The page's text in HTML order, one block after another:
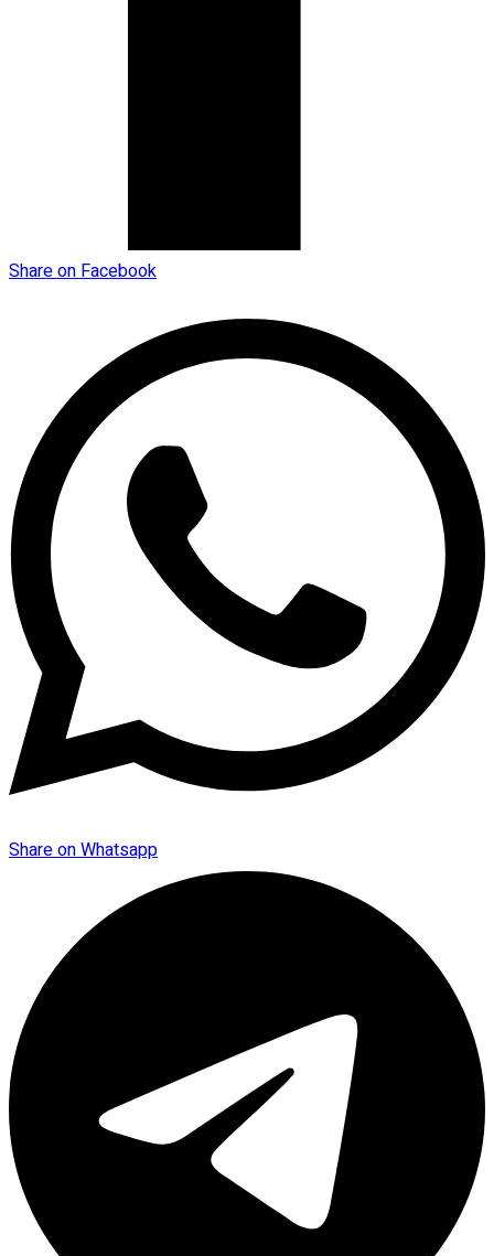
Share on Facebook
Share on Whatsapp